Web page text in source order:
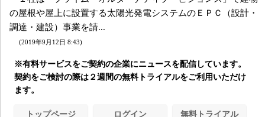
の屋根や屋上に設置する太陽光発電システムのＥＰＣ（設計・
調達・建設）事業を請...
(2019年9月12日 8:43)
※有料サービスをご契約の企業にニュースを配信しています。
契約をご検討の際は２週間の無料トライアルをご利用いただけ
ます。
トップページ ログイン 無料トライアル